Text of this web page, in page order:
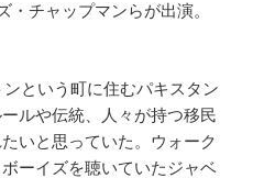
・チャップマンらが出演。
という町に住むパキスタン
ルや伝統、人々が持つ移民
いと思っていた。ウォーク
ーイズを聴いていたジャベ